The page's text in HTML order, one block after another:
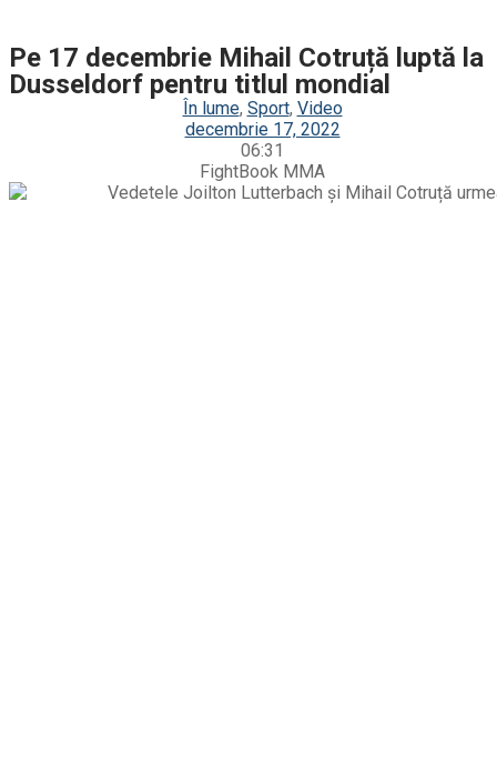
Pe 17 decembrie Mihail Cotruță luptă la
Dusseldorf pentru titlul mondial
În lume, Sport, Video
decembrie 17, 2022
06:31
FightBook MMA